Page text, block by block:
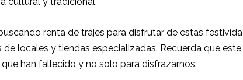
renta de trajes para disfrutar de estas
de locales y tiendas especializadas. Recuerda que
han fallecido y no solo para disfrazarnos.